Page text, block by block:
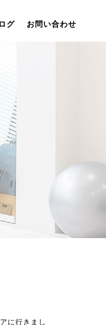
グ お問い合わせ
に行きまし